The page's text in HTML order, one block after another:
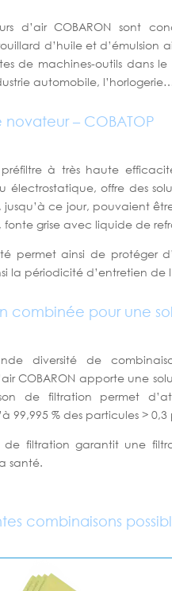
d’air COBARON sont
d’huile et d’émulsion
de machines-outils dans
automobile,
novateur – COBATOP
à très haute
électrostatique, offre des
jusqu’à ce jour, pouvaient
fonte grise avec liquide de
permet ainsi de protéger
la périodicité d’entretien de
combinée pour une
diversité de
COBARON apporte une
de filtration permet
99,995 % des particules > 0,3
filtration garantit une
santé.
combinaisons